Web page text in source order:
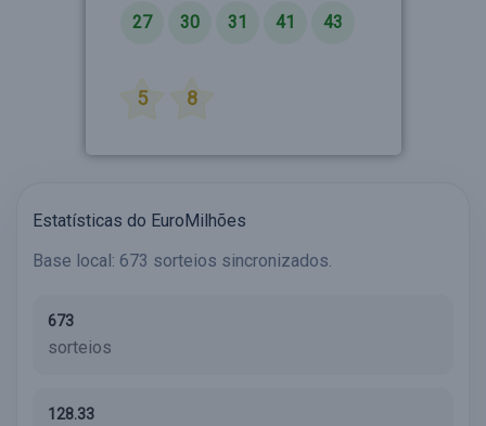
27 30 31 41 43
5 8
Estatísticas do EuroMilhões
Base local: 673 sorteios sincronizados.
673
sorteios
128.33